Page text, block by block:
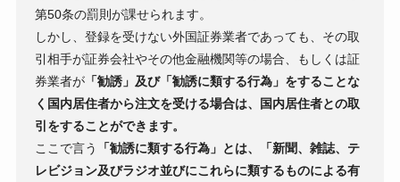
第50条の罰則が課せられます。
しかし、登録を受けない外国証券業者であっても、その取
引相手が証券会社やその他金融機関等の場合、もしくは証
券業者が「勧誘」及び「勧誘に類する行為」をすることな
く国内居住者から注文を受ける場合は、国内居住者との取
引をすることができます。
ここで言う
「勧誘に類する行為」とは、「新聞、雑誌、テ
レビジョン及びラジオ並びにこれらに類するものによる有